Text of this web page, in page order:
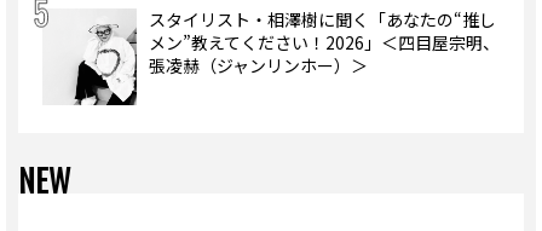
スタイリスト・相澤樹に聞く「あなたの“推し
メン”教えてください！2026」＜四目屋宗明、
張凌赫（ジャンリンホー）＞
NEW